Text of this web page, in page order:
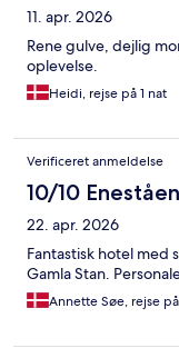
11. apr. 2026
Rene gulve, dejlig
oplevelse.
Heidi, rejse på 1 nat
Verificeret anmeldelse
10/10
22. apr. 2026
Fantastisk hotel
Gamla Stan.
Annette Søe, rejse